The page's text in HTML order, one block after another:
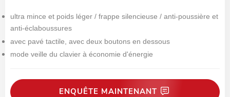
ultra mince et poids léger / frappe silencieuse / anti-poussière et
anti-éclaboussures
avec pavé tactile, avec deux boutons en dessous
mode veille du clavier à économie d'énergie
ENQUÊTE MAINTENANT